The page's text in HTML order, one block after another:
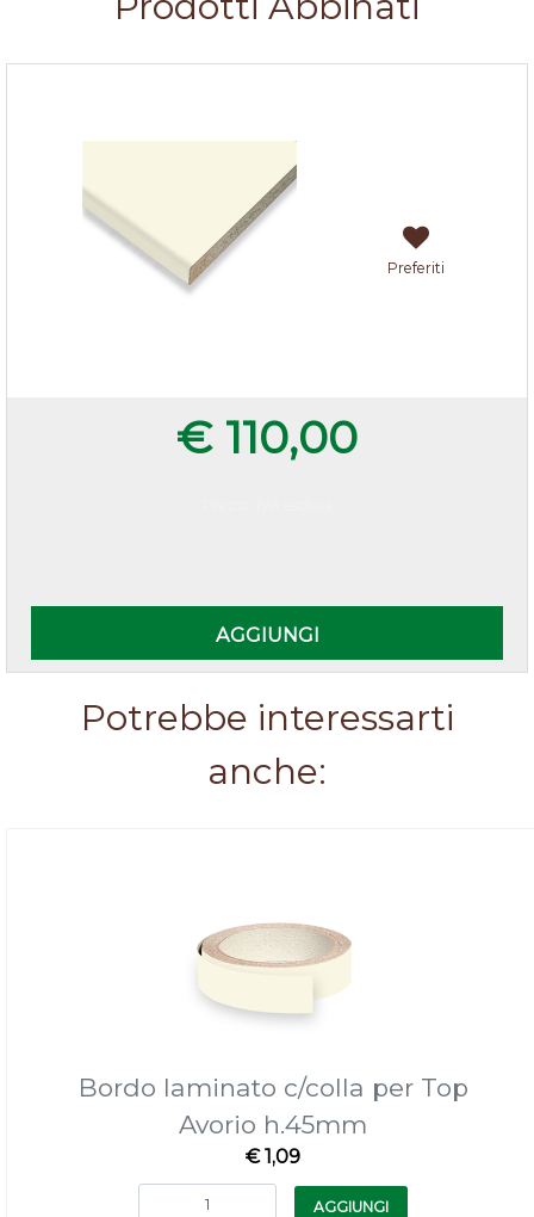
Preferiti
€ 110,00
AGGIUNGI
Potrebbe interessarti
anche:
Bordo laminato c/colla per Top
Avorio h.45mm
€ 1,09
Quantità
AGGIUNGI